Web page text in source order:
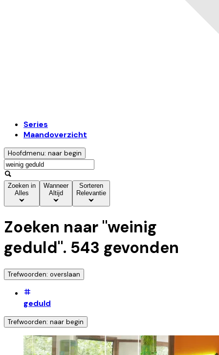
Series
Maandoverzicht
Hoofdmenu: naar begin
Zoeken in
Alles
Wanneer
Altijd
Sorteren
Relevantie
Zoeken naar "weinig
geduld". 543 gevonden
Trefwoorden: overslaan
geduld
Trefwoorden: naar begin